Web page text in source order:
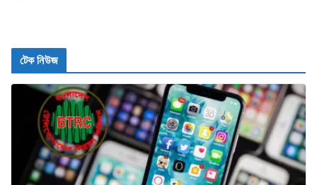
টেক নিউজ